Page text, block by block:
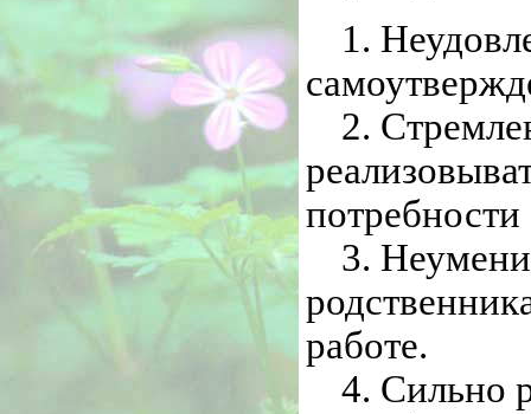
1.
2.
3.
работе.
4. Сильно